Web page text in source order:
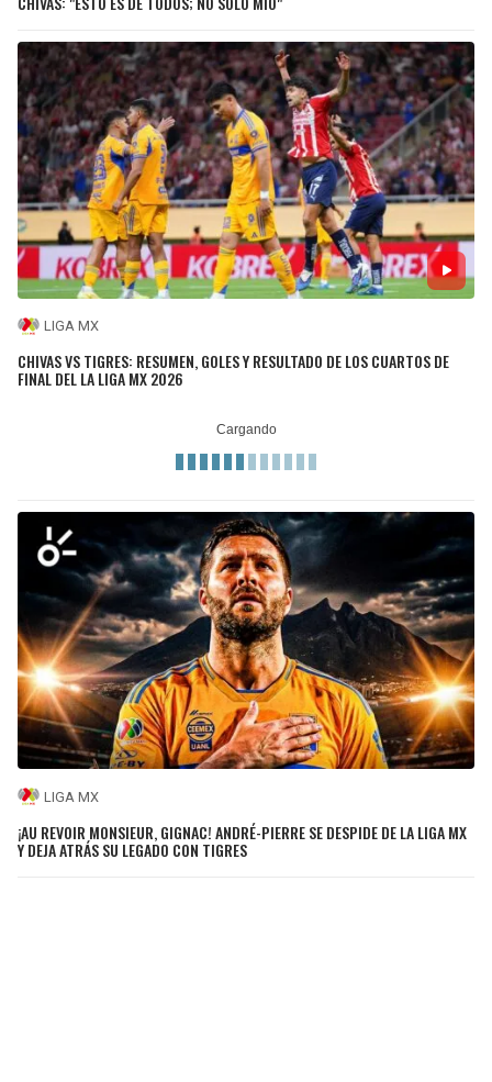
LIGA MX
CHIVAS VS TIGRES: RESUMEN, GOLES Y RESULTADO DE LOS CUARTOS DE
FINAL DEL LA LIGA MX 2026
LIGA MX
¡AU REVOIR MONSIEUR, GIGNAC! ANDRÉ-PIERRE SE DESPIDE DE LA LIGA MX
Y DEJA ATRÁS SU LEGADO CON TIGRES